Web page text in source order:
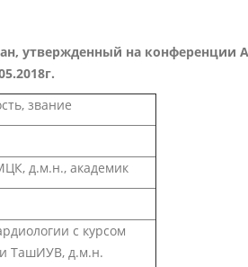
утвержденный на конференции
звание
д.м.н., академик
с курсом
ТашИУВ, д.м.н.